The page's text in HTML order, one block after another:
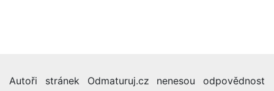
Autoři stránek Odmaturuj.cz nenesou odpovědnost